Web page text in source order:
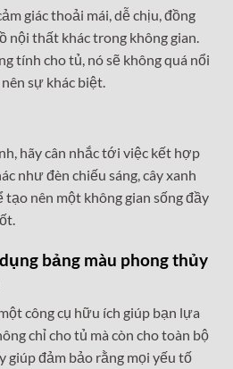
giác thoải mái, dễ chịu, đồng
nội thất khác trong không gian.
tính cho tủ, nó sẽ không quá nổi
sự khác biệt.
hãy cân nhắc tới việc kết hợp
như đèn chiếu sáng, cây xanh
nên một không gian sống đầy
bảng màu phong thủy
công cụ hữu ích giúp bạn lựa
chỉ cho tủ mà còn cho toàn bộ
giúp đảm bảo rằng mọi yếu tố